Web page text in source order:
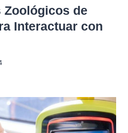
Zoológicos de
Interactuar con